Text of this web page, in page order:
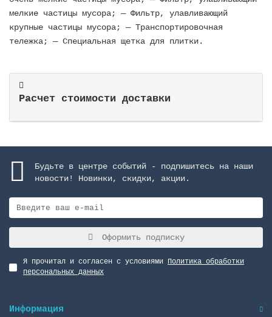
мелкие частицы мусора; — Фильтр, улавливающий
крупные частицы мусора; — Транспортировочная
тележка; — Специальная щетка для плитки.
Расчет стоимости доставки
Будьте в центре событий - подпишитесь на наши
новости! Новинки, скидки, акции.
Оформить подписку
Я прочитал и согласен с условиями Политика обработки
персональных данных
Информация